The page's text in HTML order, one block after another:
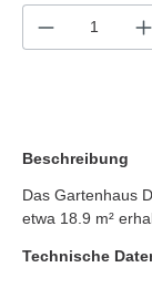
Beschreibung
Das Gartenhaus
etwa 18.9 m²
Technische